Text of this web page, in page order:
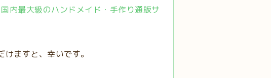
内最大級のハンドメイド・手作り通販サ
ますと、幸いです。